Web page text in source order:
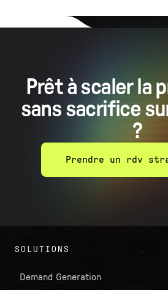
Prêt à scaler la
sans sacrifice
?
Prendre un rdv
SOLUTIONS
Demand Generation